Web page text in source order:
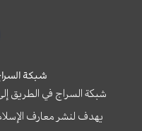
شبكة
شبكة السراج في الطريق
يهدف لنشر معارف